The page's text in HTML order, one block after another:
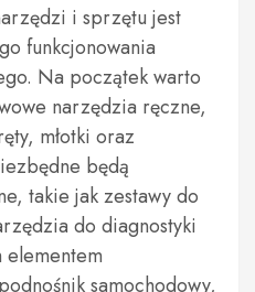
i sprzętu jest
funkcjonowania
Na początek warto
narzędzia ręczne,
młotki oraz
będą
takie jak zestawy do
do diagnostyki
elementem
samochodowy,